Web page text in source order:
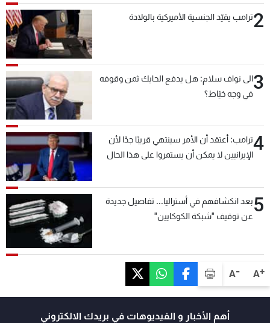
A+
A-
2ترامب يقيّد الجنسية الأميركية بالولادة
3الى نواف سلام: هل يدفع الحايك ثمن وقوفه
في وجه خيّاط؟
4ترامب: أعتقد أن الأمر سينتهي قريبًا جدًا لأن
الإيرانيين لا يمكن أن يستمروا على هذا الحال
5بعد انكشافهم في أستراليا... تفاصيل جديدة
عن توقيف "شبكة الكوكايين"
أهم الأخبار و الفيديوهات في بريدك الالكتروني